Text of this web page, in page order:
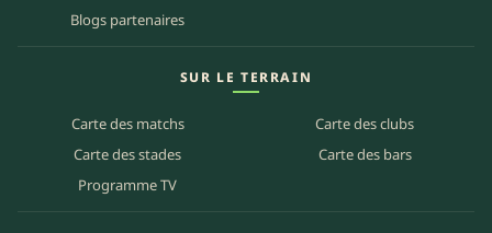
Blogs partenaires
SUR LE TERRAIN
Carte des matchs
Carte des clubs
Carte des stades
Carte des bars
Programme TV